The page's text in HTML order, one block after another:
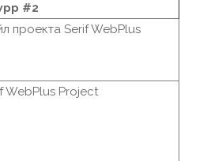
#2
проекта Serif WebPlus
WebPlus Project